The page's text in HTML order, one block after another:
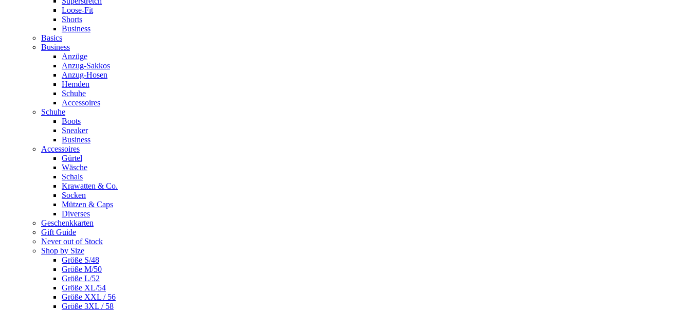
Loose-Fit
Shorts
Business
Basics
Business
Anzüge
Anzug-Sakkos
Anzug-Hosen
Hemden
Schuhe
Accessoires
Schuhe
Boots
Sneaker
Business
Accessoires
Gürtel
Wäsche
Schals
Krawatten & Co.
Socken
Mützen & Caps
Diverses
Geschenkkarten
Gift Guide
Never out of Stock
Shop by Size
Größe S/48
Größe M/50
Größe L/52
Größe XL/54
Größe XXL / 56
Größe 3XL / 58